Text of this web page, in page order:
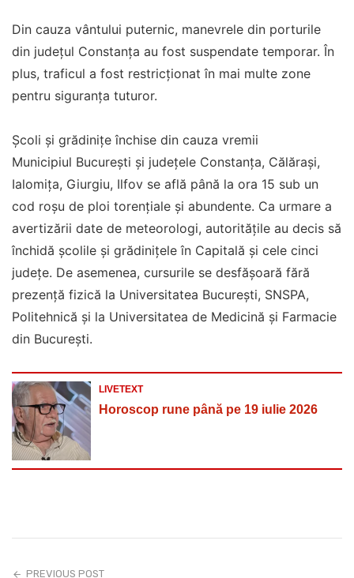
Din cauza vântului puternic, manevrele din porturile
din județul Constanța au fost suspendate temporar. În
plus, traficul a fost restricționat în mai multe zone
pentru siguranța tuturor.
Școli și grădinițe închise din cauza vremii
Municipiul București și județele Constanța, Călărași,
Ialomița, Giurgiu, Ilfov se află până la ora 15 sub un
cod roșu de ploi torențiale și abundente. Ca urmare a
avertizării date de meteorologi, autoritățile au decis să
închidă școlile și grădinițele în Capitală și cele cinci
județe. De asemenea, cursurile se desfășoară fără
prezență fizică la Universitatea București, SNSPA,
Politehnică și la Universitatea de Medicină și Farmacie
din București.
LIVETEXT
Horoscop rune până pe 19 iulie 2026
PREVIOUS POST